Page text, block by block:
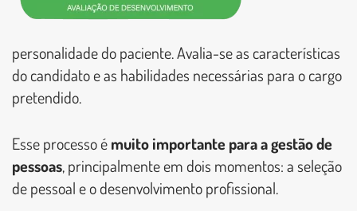
personalidade do paciente. Avalia-se as características
do candidato e as habilidades necessárias para o cargo
pretendido.
Esse processo émuito importante para a gestão de
pessoas, principalmente em dois momentos: a seleção
de pessoal e o desenvolvimento profissional.